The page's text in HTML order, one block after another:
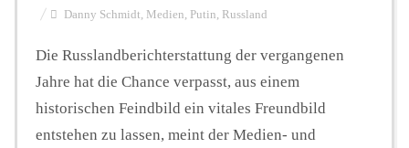
Danny Schmidt, Medien, Putin, Russland
Die Russlandberichterstattung der vergangenen
Jahre hat die Chance verpasst, aus einem
historischen Feindbild ein vitales Freundbild
entstehen zu lassen, meint der Medien- und